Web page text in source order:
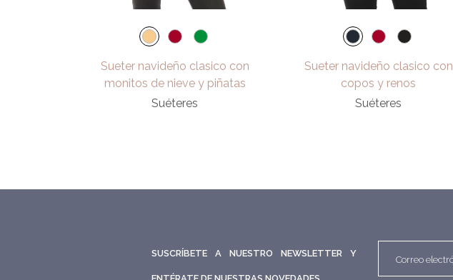
Sueter navideño clasico con
monitos de nieve y piñatas
Suéteres
Sueter navideño clasico con
copos y renos
Suéteres
SUSCRÍBETE A NUESTRO NEWSLETTER Y